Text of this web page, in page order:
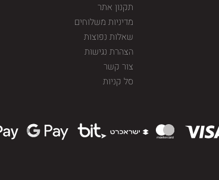
תקנון אתר
מדיניות משלוחים
שאלות נפוצות
הצהרת נגישות
צור קשר
סל קניות